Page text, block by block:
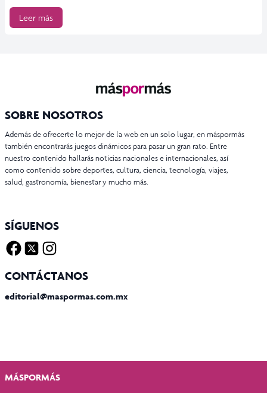
Leer más
SOBRE NOSOTROS
Además de ofrecerte lo mejor de la web en un solo lugar, en máspormás
también encontrarás juegos dinámicos para pasar un gran rato. Entre
nuestro contenido hallarás noticias nacionales e internacionales, así
como contenido sobre deportes, cultura, ciencia, tecnología, viajes,
salud, gastronomía, bienestar y mucho más.
SÍGUENOS
CONTÁCTANOS
editorial@maspormas.com.mx
MÁSPORMÁS